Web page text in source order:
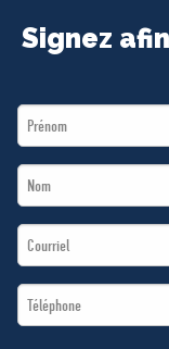
Signez
First
Name
Last
Name
Email
*
Téléphone
*